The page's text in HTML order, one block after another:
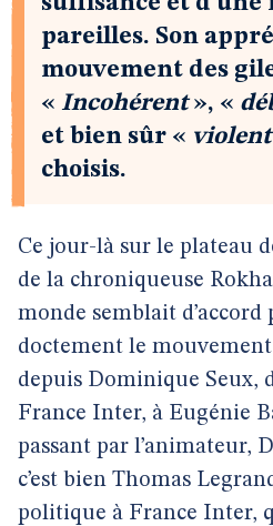
pareilles. Son
mouvement des
« Incohérent», «
et bien sûr « violent
choisis.
Ce jour-là sur le plateau
de la chroniqueuse
monde semblait
doctement le mouvement
depuis Dominique Seux,
France Inter, à Eugénie
passant par l’animateur,
c’est bien Thomas
politique à France Inter,